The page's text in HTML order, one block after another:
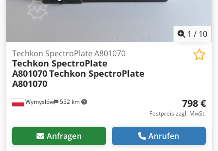
1 / 10
Wymysłów 552 km
Techkon SpectroPlate A801070
Techkon SpectroPlate
A801070Techkon SpectroPlate
A801070
798 €
Festpreis zzgl. MwSt.
Anfragen Anrufen